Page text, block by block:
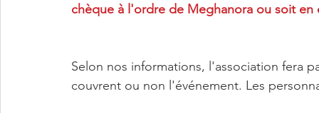
chèque à l'ordre de Meghanora ou soit
Selon nos informations, l'association fera
couvrent ou non l'événement. Les